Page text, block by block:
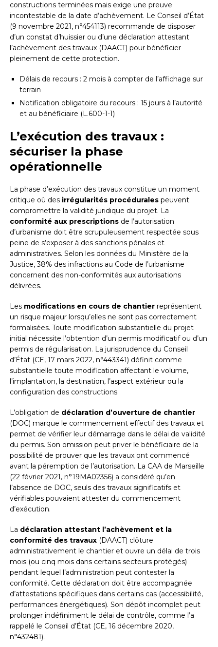
constructions terminées mais exige une preuve
incontestable de la date d’achèvement. Le Conseil d’État
(9 novembre 2021, n°454113) recommande de disposer
d’un constat d’huissier ou d’une déclaration attestant
l’achèvement des travaux (DAACT) pour bénéficier
pleinement de cette protection.
Délais de recours : 2 mois à compter de l’affichage sur
terrain
Notification obligatoire du recours : 15 jours à l’autorité
et au bénéficiaire (L.600-1-1)
L’exécution des travaux :
sécuriser la phase
opérationnelle
La phase d’exécution des travaux constitue un moment
critique où des irrégularités procédurales peuvent
compromettre la validité juridique du projet. La
conformité aux prescriptions de l’autorisation
d’urbanisme doit être scrupuleusement respectée sous
peine de s’exposer à des sanctions pénales et
administratives. Selon les données du Ministère de la
Justice, 38% des infractions au Code de l’urbanisme
concernent des non-conformités aux autorisations
délivrées.
Les modifications en cours de chantier représentent
un risque majeur lorsqu’elles ne sont pas correctement
formalisées. Toute modification substantielle du projet
initial nécessite l’obtention d’un permis modificatif ou d’un
permis de régularisation. La jurisprudence du Conseil
d’État (CE, 17 mars 2022, n°443341) définit comme
substantielle toute modification affectant le volume,
l’implantation, la destination, l’aspect extérieur ou la
configuration des constructions.
L’obligation de déclaration d’ouverture de chantier
(DOC) marque le commencement effectif des travaux et
permet de vérifier leur démarrage dans le délai de validité
du permis. Son omission peut priver le bénéficiaire de la
possibilité de prouver que les travaux ont commencé
avant la péremption de l’autorisation. La CAA de Marseille
(22 février 2021, n°19MA02356) a considéré qu’en
l’absence de DOC, seuls des travaux significatifs et
vérifiables pouvaient attester du commencement
d’exécution.
La déclaration attestant l’achèvement et la
conformité des travaux (DAACT) clôture
administrativement le chantier et ouvre un délai de trois
mois (ou cinq mois dans certains secteurs protégés)
pendant lequel l’administration peut contester la
conformité. Cette déclaration doit être accompagnée
d’attestations spécifiques dans certains cas (accessibilité,
performances énergétiques). Son dépôt incomplet peut
prolonger indéfiniment le délai de contrôle, comme l’a
rappelé le Conseil d’État (CE, 16 décembre 2020,
n°432481).